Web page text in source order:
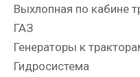
Выхлопная по кабине
ГАЗ
Генераторы к
Гидросистема